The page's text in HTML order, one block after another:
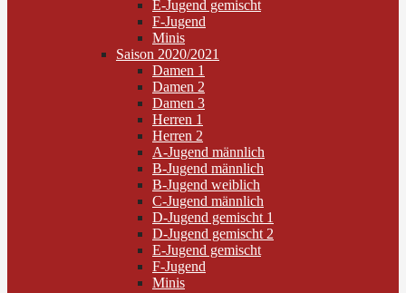
E-Jugend gemischt
F-Jugend
Minis
Saison 2020/2021
Damen 1
Damen 2
Damen 3
Herren 1
Herren 2
A-Jugend männlich
B-Jugend männlich
B-Jugend weiblich
C-Jugend männlich
D-Jugend gemischt 1
D-Jugend gemischt 2
E-Jugend gemischt
F-Jugend
Minis